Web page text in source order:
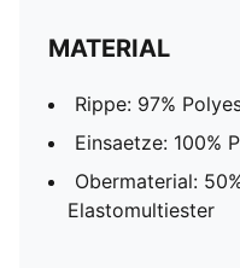
MATERIAL
Rippe: 97%
Einsaetze: 100%
Obermaterial:
Elastomultiester